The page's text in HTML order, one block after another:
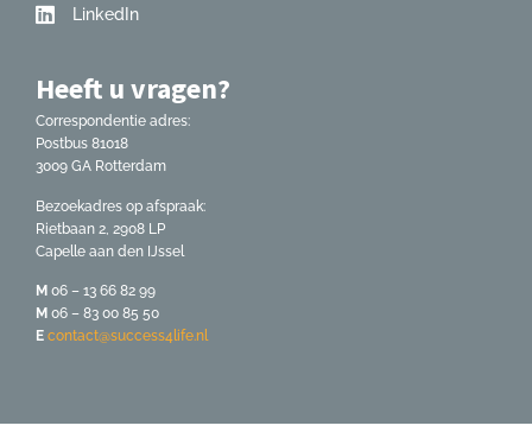
LinkedIn
Heeft u vragen?
Correspondentie adres:
Postbus 81018
3009 GA Rotterdam
Bezoekadres op afspraak:
Rietbaan 2, 2908 LP
Capelle aan den IJssel
M 06 – 13 66 82 99
M 06 – 83 00 85 50
E contact@success4life.nl